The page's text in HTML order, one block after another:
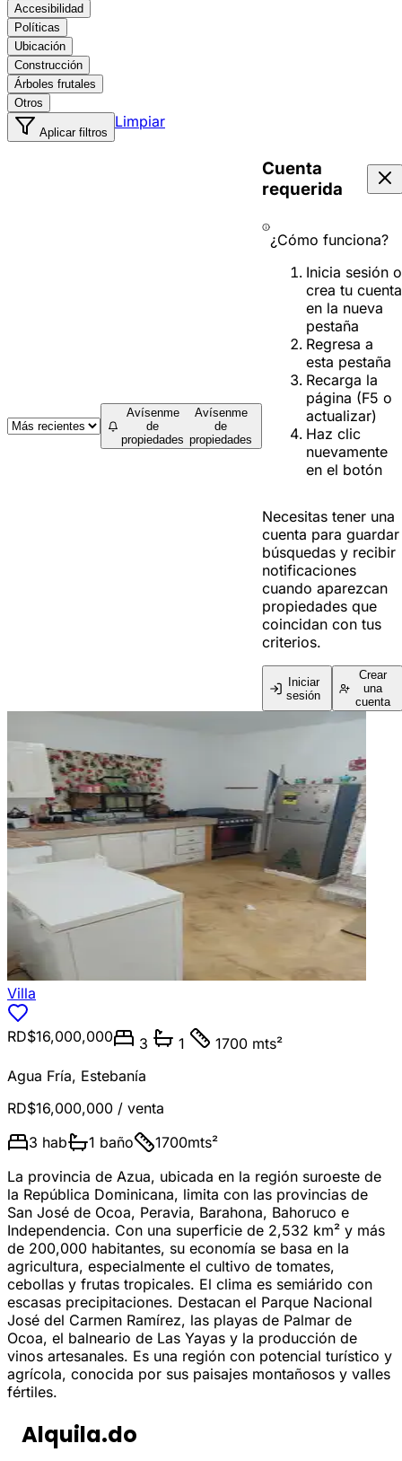
Accesibilidad
Políticas
Ubicación
Construcción
Árboles frutales
Otros
Aplicar filtros
Limpiar
Avísenme
de
propiedades
Avísenme
de
propiedades
Cuenta
requerida
¿Cómo funciona?
Inicia sesión o
crea tu cuenta
en la nueva
pestaña
Regresa a
esta pestaña
Recarga la
página (F5 o
actualizar)
Haz clic
nuevamente
en el botón
Necesitas tener una
cuenta para guardar
búsquedas y recibir
notificaciones
cuando aparezcan
propiedades que
coincidan con tus
criterios.
Iniciar
sesión
Crear
una
cuenta
Villa
RD$16,000,000 3 1
1700 mts²
Agua Fría, Estebanía
RD$16,000,000 / venta
3 hab 1 baño 1700mts²
La provincia de Azua, ubicada en la región suroeste de
la República Dominicana, limita con las provincias de
San José de Ocoa, Peravia, Barahona, Bahoruco e
Independencia. Con una superficie de 2,532 km² y más
de 200,000 habitantes, su economía se basa en la
agricultura, especialmente el cultivo de tomates,
cebollas y frutas tropicales. El clima es semiárido con
escasas precipitaciones. Destacan el Parque Nacional
José del Carmen Ramírez, las playas de Palmar de
Ocoa, el balneario de Las Yayas y la producción de
vinos artesanales. Es una región con potencial turístico y
agrícola, conocida por sus paisajes montañosos y valles
fértiles.
Alquila.do